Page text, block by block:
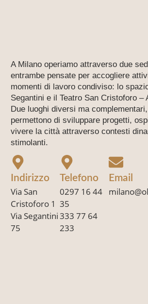
A Milano operiamo attraverso due
entrambe pensate per accogliere
momenti di lavoro condiviso: lo
Segantini e il Teatro San Cristoforo –
Due luoghi diversi ma
permettono di sviluppare progetti,
vivere la città attraverso contesti
stimolanti.
Indirizzo
Via San
Cristoforo 1
Via Segantini
75
Telefono
0297 16 44
35
333 77 64
233
Email